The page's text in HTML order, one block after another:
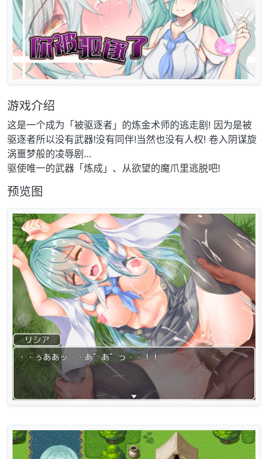
游戏介绍
这是一个成为「被驱逐者」的炼金术师的逃走剧! 因为是被
驱逐者所以没有武器!没有同伴!当然也没有人权! 卷入阴谋旋
涡噩梦般的凌辱剧…
驱使唯一的武器「炼成」、从欲望的魔爪里逃脱吧!
预览图